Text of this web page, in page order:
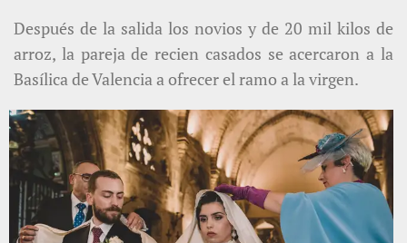
Después de la salida los novios y de 20 mil kilos de
arroz, la pareja de recien casados se acercaron a la
Basílica de Valencia a ofrecer el ramo a la virgen.